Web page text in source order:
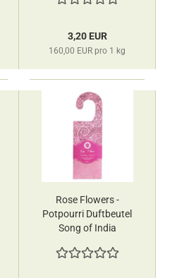
3,20 EUR
160,00 EUR pro 1 kg
Rose Flowers -
Potpourri Duftbeutel
Song of India